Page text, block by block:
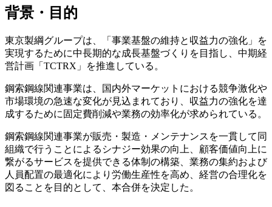
背景・目的
東京製綱グループは、「事業基盤の維持と収益力の強化」を
実現するために中長期的な成長基盤づくりを目指し、中期経
営計画「TCTRX」を推進している。
鋼索鋼線関連事業は、国内外マーケットにおける競争激化や
市場環境の急速な変化が見込まれており、収益力の強化を達
成するために固定費削減や業務の効率化が求められている。
鋼索鋼線関連事業が販売・製造・メンテナンスを一貫して同
組織で行うことによるシナジー効果の向上、顧客価値向上に
繋がるサービスを提供できる体制の構築、業務の集約および
人員配置の最適化により労働生産性を高め、経営の合理化を
図ることを目的として、本合併を決定した。